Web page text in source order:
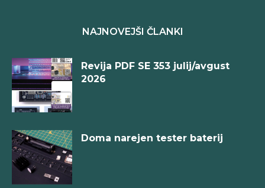
NAJNOVEJŠI ČLANKI
Revija PDF SE 353 julij/avgust
2026
Doma narejen tester baterij